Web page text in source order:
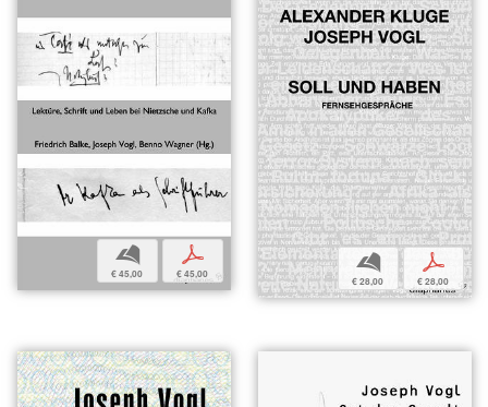
b
€ 45,00
p
€ 45,00
b
€ 28,00
p
€ 28,00